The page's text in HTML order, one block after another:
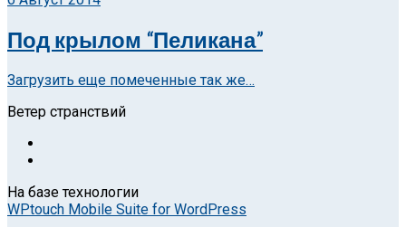
Под крылом “Пеликана”
Загрузить еще помеченные так же…
Ветер странствий
На базе технологии
WPtouch Mobile Suite for WordPress